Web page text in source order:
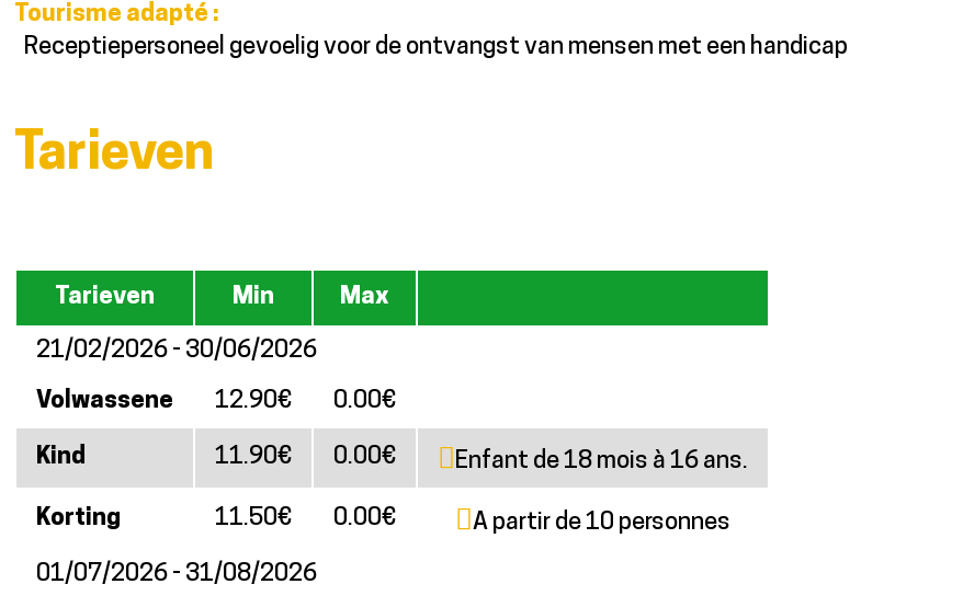
Tourisme adapté :
Receptiepersoneel gevoelig voor de ontvangst van mensen met een handicap
Tarieven
Tarieven Min Max
21/02/2026 - 30/06/2026
Volwassene
12.90€ 0.00€
Kind 11.90€ 0.00€ Enfant de 18 mois à 16 ans.
Korting 11.50€ 0.00€ A partir de 10 personnes
01/07/2026 - 31/08/2026